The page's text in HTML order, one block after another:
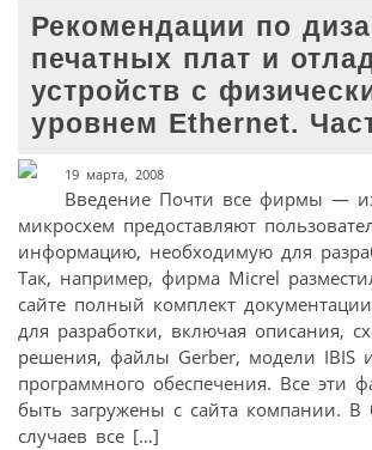
Рекомендации по
печатных плат и
устройств с
уровнем Ethernet.
19 марта, 2008
Введение Почти все фирмы —
микросхем предоставляют
информацию, необходимую для
Так, например, фирма Micrel
сайте полный комплект
для разработки, включая описания,
решения, файлы Gerber, модели IBIS
программного обеспечения. Все эти
быть загружены с сайта компании. В
случаев все […]